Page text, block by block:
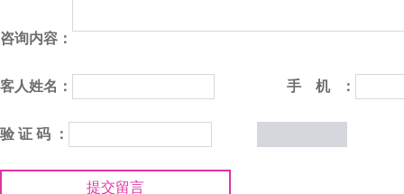
咨询内容：
客人姓名： 手 机 ：
验 证 码 ：
提交留言